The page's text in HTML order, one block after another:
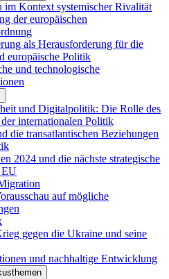
im Kontext systemischer Rivalität
der europäischen
als Herausforderung für die
europäische Politik
und technologische
und Digitalpolitik: Die Rolle des
internationalen Politik
die transatlantischen Beziehungen
2024 und die nächste strategische
EU
auf mögliche
gegen die Ukraine und seine
und nachhaltige Entwicklung